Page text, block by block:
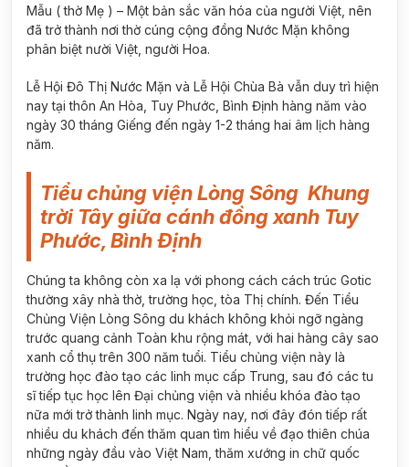
Mẫu ( thờ Mẹ ) – Một bản sắc văn hóa của người Việt, nên
đã trở thành nơi thờ cúng cộng đồng Nước Mặn không
phân biệt nười Việt, người Hoa.
Lễ Hội Đô Thị Nước Mặn và Lễ Hội Chùa Bà vẫn duy trì hiện
nay tại thôn An Hòa, Tuy Phước, Bình Định hàng năm vào
ngày 30 tháng Giếng đến ngày 1-2 tháng hai âm lịch hàng
năm.
Tiểu chủng viện Lòng Sông Khung
trời Tây giữa cánh đồng xanh Tuy
Phước, Bình Định
Chúng ta không còn xa lạ với phong cách cách trúc Gotic
thường xây nhà thờ, trường học, tòa Thị chính. Đến Tiểu
Chủng Viện Lòng Sông du khách không khỏi ngỡ ngàng
trước quang cảnh Toàn khu rộng mát, với hai hàng cây sao
xanh cổ thụ trên 300 năm tuổi. Tiểu chủng viện này là
trường học đào tạo các linh mục cấp Trung, sau đó các tu
sĩ tiếp tục học lên Đại chủng viện và nhiều khóa đào tạo
nữa mới trở thành linh mục. Ngày nay, nơi đây đón tiếp rất
nhiều du khách đến thăm quan tìm hiểu về đạo thiên chúa
những ngày đầu vào Việt Nam, thăm xướng in chữ quốc